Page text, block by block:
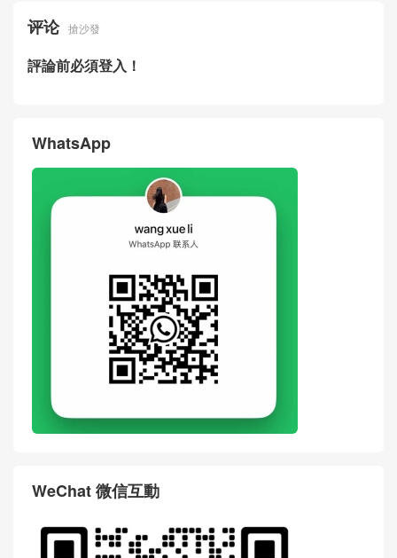
面牛皮革腋下包
皮革化妝包 黑色
CELINE思琳女包Hong Kong
官網代購多少錢 新品Vanity天
評論前必須登入！
WhatsApp